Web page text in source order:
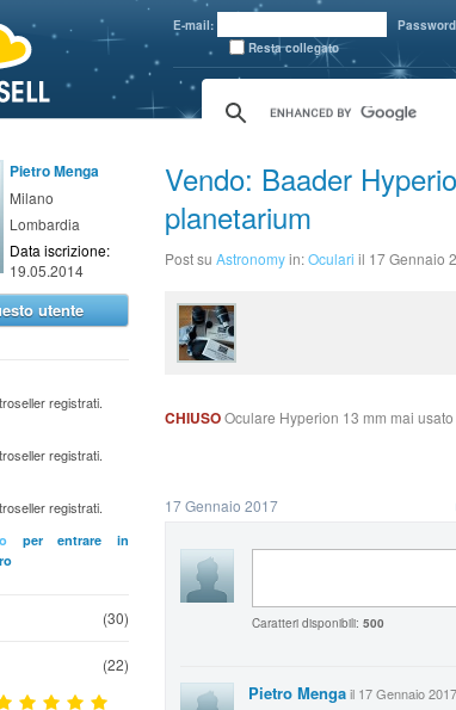
E-mail:
Resta collegato
Pietro Menga
Milano
Lombardia
Data iscrizione:
19.05.2014
utente
registrati.
registrati.
registrati.
per entrare in
(30)
(22)
Vendo: Baader
planetarium
Post su Astronomyin:Oculari il 17 Gennaio
CHIUSOOculare Hyperion 13 mm mai
17 Gennaio 2017
Caratteri disponibili: 500
Pietro Mengail 17 Gennaio